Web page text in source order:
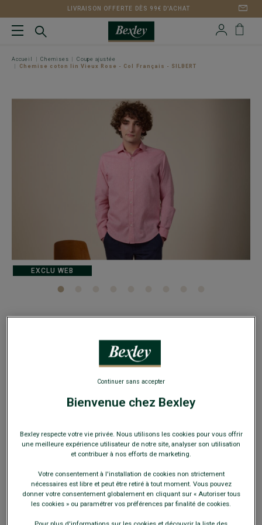
LIVRAISON OFFERTE DÈS 99€ D'ACHAT
Accueil Chemises
Coupe ajustée
Chemise coton lin Vieux Rose - Col Français - SILBERT
Chemise coton lin Vieux Rose - Col Français -
55% Lin/ 45% Coton - Coupe ajustée raccourcie
32,00 € PRIX D'ÉTÉ
Payez en plusieurs fois dès 199€ d'achat
COULEURS DISPONIBLES
EXCLU WEB
Bienvenue chez Bexley
Bexley respecte votre vie privée. Nous utilisons les cookies pour vous offrir
une meilleure expérience utilisateur de notre site, analyser son utilisation
et contribuer à nos efforts de marketing.
Votre consentement à l'installation de cookies non strictement
nécessaires est libre et peut être retiré à tout moment. Vous pouvez
donner votre consentement globalement en cliquant sur « Autoriser tous
les cookies » ou paramétrer vos préférences par finalité de cookies.
Continuer sans accepter